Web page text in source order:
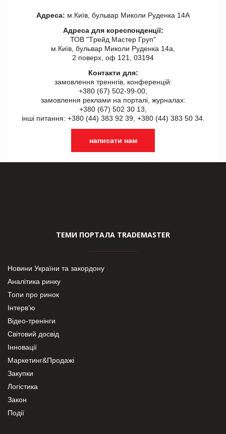
Адреса: м.Київ, бульвар Миколи Руденка 14А
Адреса для кореспонденції:
ТОВ "Tрейд Мастер Груп"
м.Київ, бульвар Миколи Руденка 14а,
2 поверх, оф 121, 03194
Контакти для:
замовлення треннгів, конференцій:
+380 (67) 502-99-00,
замовлення реклами на порталі, журналах:
+380 (67) 502 30 13,
інші питання: +380 (44) 383 92 39, +380 (44) 383 50 34.
написати нам
ТЕМИ ПОРТАЛА TRADEMASTER
Новини України та закордону
Аналітика ринку
Топи про ринок
Інтерв’ю
Відео-тренінги
Світовий досвід
Інновації
Маркетинг&Продажі
Закупки
Логістика
Закон
Події